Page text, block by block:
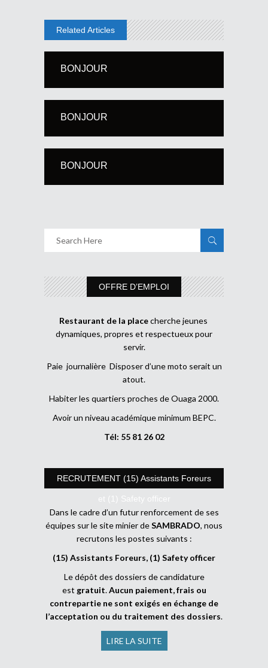
Related Articles
BONJOUR
BONJOUR
BONJOUR
OFFRE D’EMPLOI
Restaurant de la placecherche jeunes
dynamiques, propres et respectueux pour
servir.
Paie journalière Disposer d’une moto serait un
atout.
Habiter les quartiers proches de Ouaga 2000.
Avoir un niveau académique minimum BEPC.
Tél: 55 81 26 02
RECRUTEMENT (15) Assistants Foreurs
et (1) Safety officer
Dans le cadre d’un futur renforcement de ses
équipes sur le site minier deSAMBRADO, nous
recrutons les postes suivants :
(15) Assistants Foreurs, (1) Safety officer
Le dépôt des dossiers de candidature
est gratuit.Aucun paiement, frais ou
contrepartie ne sont exigés en échange de
l’acceptation ou du traitement des dossiers.
LIRE LA SUITE